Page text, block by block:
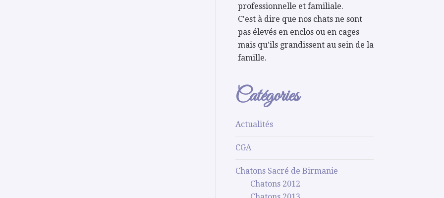
professionnelle et familiale.
C'est à dire que nos chats ne sont
pas élevés en enclos ou en cages
mais qu'ils grandissent au sein de la
famille.
Catégories
Actualités
CGA
Chatons Sacré de Birmanie
Chatons 2012